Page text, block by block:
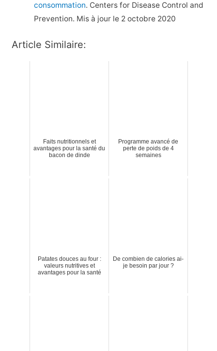
consommation. Centers for Disease Control and
Prevention. Mis à jour le 2 octobre 2020
Article Similaire:
Faits nutritionnels et
avantages pour la santé du
bacon de dinde
Programme avancé de
perte de poids de 4
semaines
Patates douces au four :
valeurs nutritives et
avantages pour la santé
De combien de calories ai-
je besoin par jour ?